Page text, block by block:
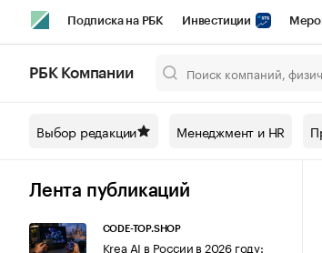
Подписка на РБК Инвестиции
Спецпроекты СПб Конференции СПб
Технологии и медиа Рынок
РБК Компании
Выбор редакции Менеджмент и HR
Лента публикаций
CODE-TOP.SHOP
Krea AI в России в 2026 году: